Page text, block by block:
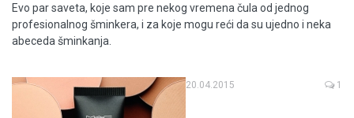
Evo par saveta, koje sam pre nekog vremena čula od jednog
profesionalnog šminkera, i za koje mogu reći da su ujedno i neka
abeceda šminkanja.
20.04.2015 1